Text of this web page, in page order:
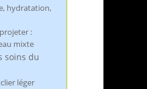
hydratation,
:
mixte
soins du
léger